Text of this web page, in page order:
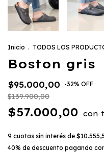
Inicio . TODOS LOS
Boston gris
$95.000,00 -32% OFF
$139.900,00
$57.000,00 con
9 cuotas sin interés de
40% de descuento pagando